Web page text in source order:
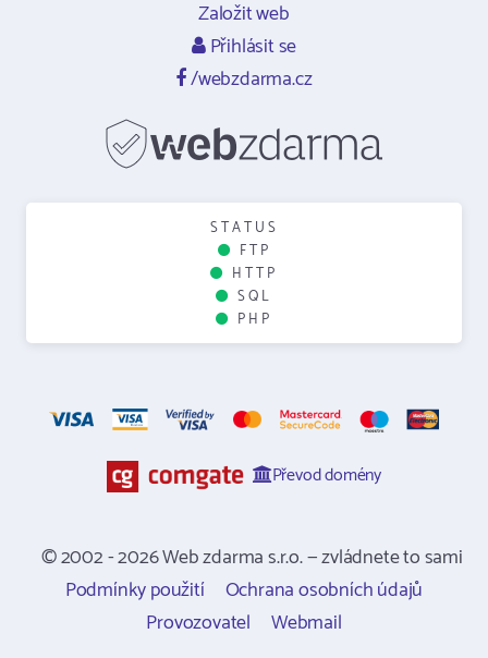
Založit web
Přihlásit se
/webzdarma.cz
STATUS
FTP
HTTP
SQL
PHP
Převod domény
© 2002 - 2026 Web zdarma s.r.o. — zvládnete to sami
Podmínky použití
Ochrana osobních údajů
Provozovatel
Webmail